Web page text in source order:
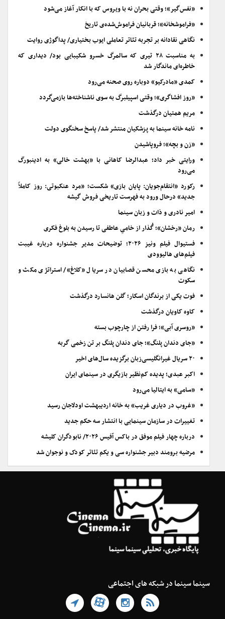
«نفس‌گیر»؛ وقتی بحران نه با ویروس که با انکار آغاز می‌شود
«فراموشخانه»؛ قربانیان فراموش‌شده‌ی تاریخ
نگاهی نقادانه بر تجربه تئاتر تعاملی ایوب بختیاری/ پداگوژی روایت
به مناسبت ۲۸ تیری که سالمرگ خسرو شکیبایی بود/ دیداری که
خاطره‌ای ماندگار شد
کمدی «مادرکیو» دوباره روی صحنه می‌رود
«روز افشاگری»؛ وقتی اسپیلبرگ به سوی ناشناخته‌ها بازمی‌گردد
مریم همتیان درگذشت
نامه خانه سینما به پزشکیان منتشر شد/ پاسخ سخنگوی دولت
«زن و بچه»؛ فروپاشیدن
ورایتی خبر داد؛ عبدالرضا کاهانی با «بهشت خالی» به ادینبورگ
می‌رود
رکورد «انتقام‌جویان: پایان بازی» شکست؛ «مرد عنکبوتی: روز کاملاً
جدید» درحال ورود به فهرست تاریخی فروش گیشه
امیر نادری و ذات و زبان سینما
رمان «رخشان»؛ گُذار از خامیِ عاطفی تا رسیدن به بلوغ فکری
فستیوال فیلم ونیز ۲۰۲۶؛ توضیحات مدیر جشنواره درباره غیبت
فیلم‌های هالیوودی
نگاهی به بازی محسن قصابیان در سریال «کلاغ»/ استراتژی مکث و
سکوت
فوت یکی از برندگان اسکار؛ گلن هانسارد درگذشت
کاوه کاویان درگذشت
«روسری آبی»؛ فرا رفتن از چارچوب بسته
«جای دندان پلنگ»؛ جای دندان پلنگ بر تن زخمی گربه
۲۰ سریال غیرانگلیسی‌زبان برگزیده سال‌های اخیر
اکبر عبدی؛ پدیده کم‌نظیر بازیگری در سینمای ایران
«سامی» به ایتالیا می‌رود
«غروب در دیاری غریب» به خانه اردیبهشت اودلاجان رسید
تغییرات در سازمان سینمایی با انتشار سه حکم جدید
درباره چهار فیلم موفق در باکس آفیس ۲۰۲۶/ نابودگران کلیشه
مرضیه برومند دبیر جشنواره سی و یکم تئاتر کودک و نوجوان شد
سینما سینما در شبکه های اجتماعی